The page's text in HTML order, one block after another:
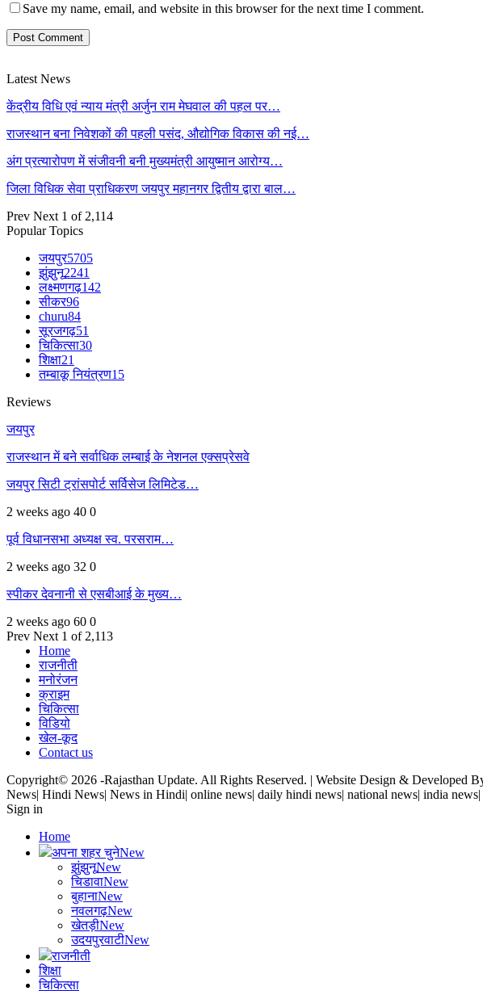
Save my name, email, and website in this browser for the next time I comment.
Latest News
केंद्रीय विधि एवं न्याय मंत्री अर्जुन राम मेघवाल की पहल पर…
राजस्थान बना निवेशकों की पहली पसंद, औद्योगिक विकास की नई…
अंग प्रत्यारोपण में संजीवनी बनी मुख्यमंत्री आयुष्मान आरोग्य…
जिला विधिक सेवा प्राधिकरण जयपुर महानगर द्वितीय द्वारा बाल…
Prev Next 1 of 2,114
Popular Topics
जयपुर5705
झुंझुनू2241
लक्ष्मणगढ़142
सीकर96
churu84
सूरजगढ़51
चिकित्सा30
शिक्षा21
तम्बाकू नियंत्रण15
Reviews
जयपुर
राजस्थान में बने सर्वाधिक लम्बाई के नेशनल एक्सप्रेसवे
जयपुर सिटी ट्रांसपोर्ट सर्विसेज लिमिटेड…
2 weeks ago 40 0
पूर्व विधानसभा अध्यक्ष स्व. परसराम…
2 weeks ago 32 0
स्पीकर देवनानी से एसबीआई के मुख्य…
2 weeks ago 60 0
Prev Next 1 of 2,113
Home
राजनीती
मनोरंजन
क्राइम
चिकित्सा
विडियो
खेल-कूद
Contact us
Copyright© 2026 -Rajasthan Update. All Rights Reserved. | Website Design & Developed
News| Hindi News| News in Hindi| online news| daily hindi news| national news| india
Sign in
Home
अपना शहर चुनेNew
झुंझुनूNew
चिडावाNew
बुहानाNew
नवलगढ़New
खेतड़ीNew
उदयपुरवाटीNew
राजनीती
शिक्षा
चिकित्सा